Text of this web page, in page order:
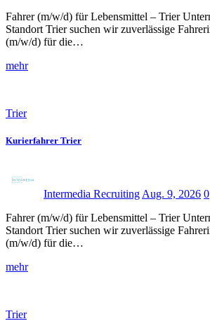
Fahrer (m/w/d) für Lebensmittel – Trier
Standort Trier suchen wir zuverlässige
(m/w/d) für die…
mehr
Trier
Kurierfahrer Trier
Intermedia Recruiting Aug. 9, 2026 0
Fahrer (m/w/d) für Lebensmittel – Trier
Standort Trier suchen wir zuverlässige
(m/w/d) für die…
mehr
Trier